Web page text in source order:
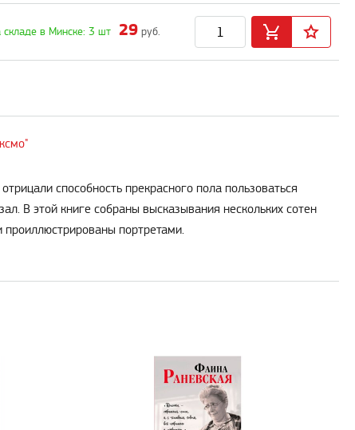
складе в Минске: 3 шт 29 руб.
способность прекрасного пола пользоваться
В этой книге собраны высказывания нескольких сотен
портретами.